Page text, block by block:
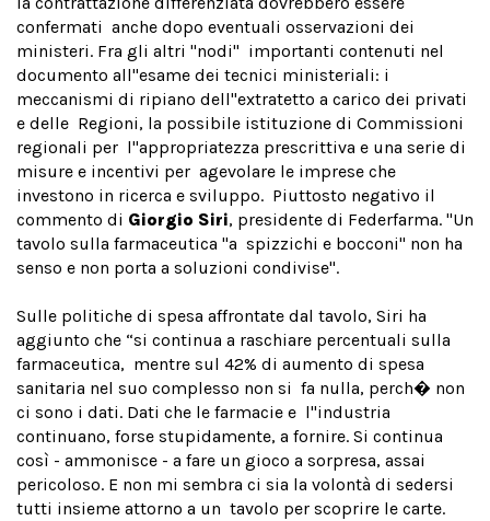
confermati anche dopo eventuali osservazioni dei
ministeri. Fra gli altri ''nodi'' importanti contenuti nel
documento all''esame dei tecnici ministeriali: i
meccanismi di ripiano dell''extratetto a carico dei privati
e delle Regioni, la possibile istituzione di Commissioni
regionali per l''appropriatezza prescrittiva e una serie di
misure e incentivi per agevolare le imprese che
investono in ricerca e sviluppo. Piuttosto negativo il
commento di Giorgio Siri, presidente di Federfarma. "Un
tavolo sulla farmaceutica ''a spizzichi e bocconi'' non ha
senso e non porta a soluzioni condivise".
Sulle politiche di spesa affrontate dal tavolo, Siri ha
aggiunto che “si continua a raschiare percentuali sulla
farmaceutica, mentre sul 42% di aumento di spesa
sanitaria nel suo complesso non si fa nulla, perch� non
ci sono i dati. Dati che le farmacie e l''industria
continuano, forse stupidamente, a fornire. Si continua
così - ammonisce - a fare un gioco a sorpresa, assai
pericoloso. E non mi sembra ci sia la volontà di sedersi
tutti insieme attorno a un tavolo per scoprire le carte.